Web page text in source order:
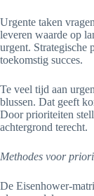
Urgente taken
leveren waarde op
urgent.
toekomstig succes.
Te veel tijd aan
blussen. Dat geeft
Door prioriteiten
achtergrond terecht.
Methodes voor
De Eisenhower-